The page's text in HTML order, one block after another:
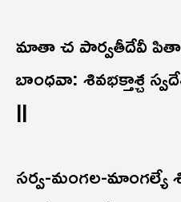
మాతా చ పార్వతీదేవీ
బాంధవా: శివభక్తాశ్చ
||
సర్వ-మంగల-మాంగల్యే